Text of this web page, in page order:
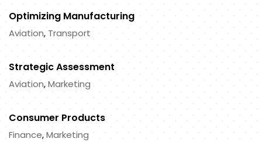
Optimizing Manufacturing
Aviation, Transport
Strategic Assessment
Aviation,Marketing
Consumer Products
Finance,Marketing